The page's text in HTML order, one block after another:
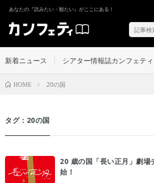
あなたの『読みたい・観たい』がここにある！
新着ニュース シアター情報誌カンフェティ
HOME 20の国
タグ：20の国
20 歳の国「長い正月」劇場
始！